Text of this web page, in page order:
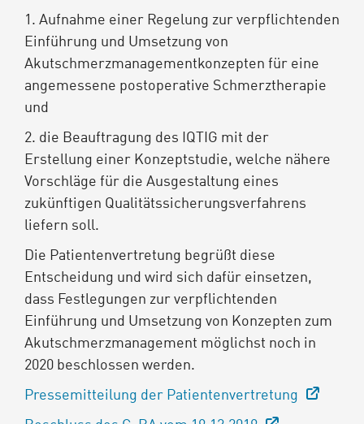
1. Aufnahme einer Regelung zur verpflichtenden
Einführung und Umsetzung von
Akutschmerzmanagementkonzepten für eine
angemessene postoperative Schmerztherapie
und
2. die Beauftragung des IQTIG mit der
Erstellung einer Konzeptstudie, welche nähere
Vorschläge für die Ausgestaltung eines
zukünftigen Qualitätssicherungsverfahrens
liefern soll.
Die Patientenvertretung begrüßt diese
Entscheidung und wird sich dafür einsetzen,
dass Festlegungen zur verpflichtenden
Einführung und Umsetzung von Konzepten zum
Akutschmerzmanagement möglichst noch in
2020 beschlossen werden.
Pressemitteilung der Patientenvertretung